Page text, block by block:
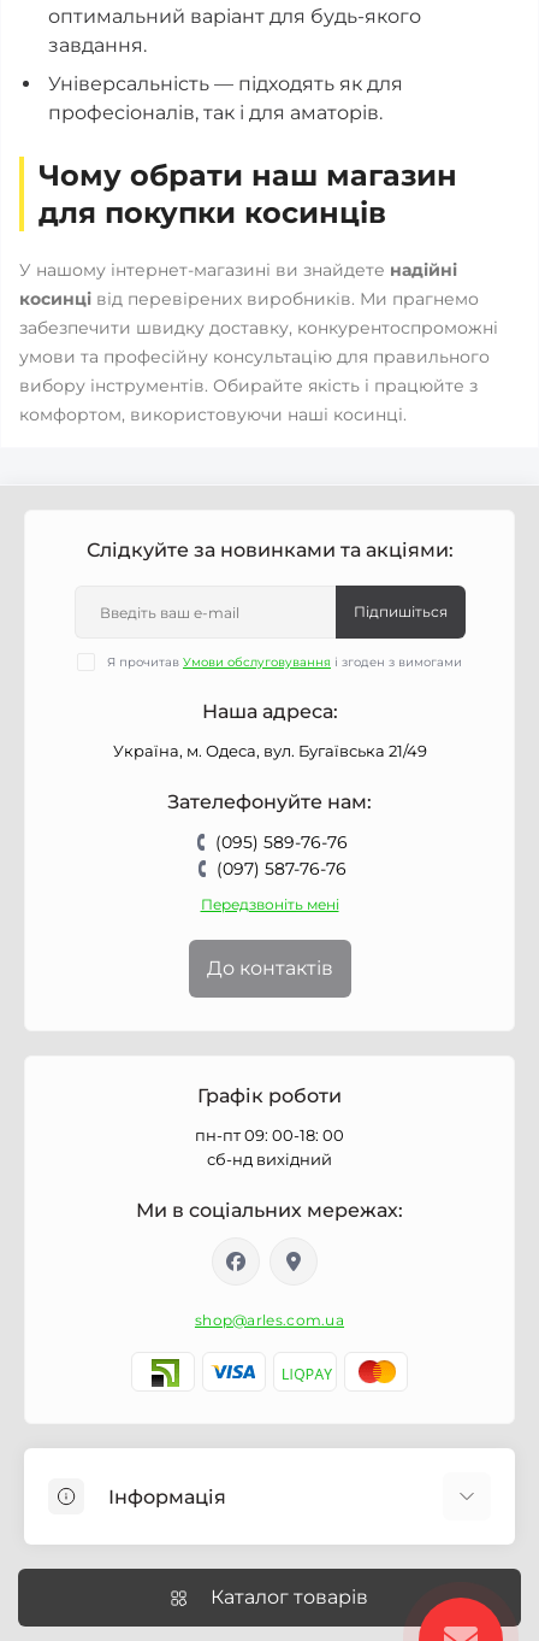
оптимальний варіант для будь-якого
завдання.
Універсальність — підходять як для
професіоналів, так і для аматорів.
Чому обрати наш магазин
для покупки косинців
У нашому інтернет-магазині ви знайдете надійні
косинці від перевірених виробників. Ми прагнемо
забезпечити швидку доставку, конкурентоспроможні
умови та професійну консультацію для правильного
вибору інструментів. Обирайте якість і працюйте з
комфортом, використовуючи наші косинці.
Слідкуйте за новинками та акціями:
Підпишіться
Я прочитав Умови обслуговування і згоден з вимогами
Наша адреса:
Україна, м. Одеса, вул. Бугаївська 21/49
Зателефонуйте нам:
(095) 589-76-76
(097) 587-76-76
Передзвоніть мені
До контактів
Графік роботи
пн-пт 09: 00-18: 00
сб-нд вихідний
Ми в соціальних мережах:
shop@arles.com.ua
Інформація
Про магазин Arles.com.ua
Умови обслуговування
Каталог товарів